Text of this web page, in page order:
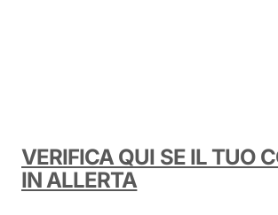
VERIFICA QUI SE IL TUO
IN ALLERTA